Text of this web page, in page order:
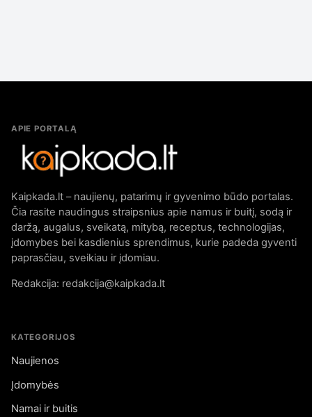
APIE PORTALĄ
Kaipkada.lt – naujienų, patarimų ir gyvenimo būdo portalas.
Čia rasite naudingus straipsnius apie namus ir buitį, sodą ir
daržą, augalus, sveikatą, mitybą, receptus, technologijas,
įdomybes bei kasdienius sprendimus, kurie padeda gyventi
paprasčiau, sveikiau ir įdomiau.
Redakcija: redakcija@kaipkada.lt
KATEGORIJOS
Naujienos
Įdomybės
Namai ir buitis